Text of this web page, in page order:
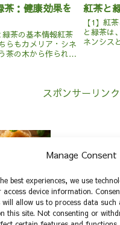
Manage Consent
best experiences, we use
device information.
will allow us to process data such
this site. Not consenting or
：健康効果を
緑茶の基本情報紅茶
らもカメリア・シネ
茶の木から作られて
い色と香りを生み出
紅茶と
【1】紅
と緑茶は
ネンシス
な香りが
は...
スポンサーリンク
すめレシピ
違いとは？おすすめはどっ